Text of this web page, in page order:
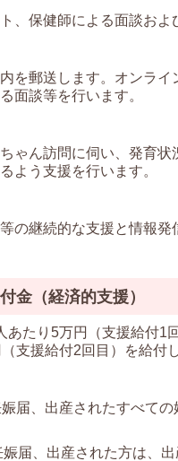
、保健師による面談およ
を郵送します。オンラ
面談等を行います。
ゃん訪問に伺い、発育
よう支援を行います。
の継続的な支援と情報発
金（経済的支援）
あたり5万円（支援給付1
支援給付2回目）を給付
届、出産されたすべて
届、出産された方は、